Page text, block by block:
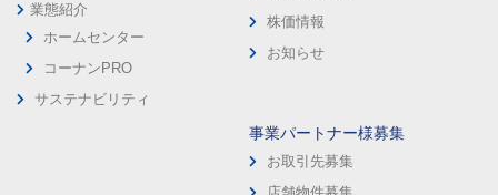
業態紹介
ホームセンター
コーナンPRO
サステナビリティ
株価情報
お知らせ
事業パートナー様募集
お取引先募集